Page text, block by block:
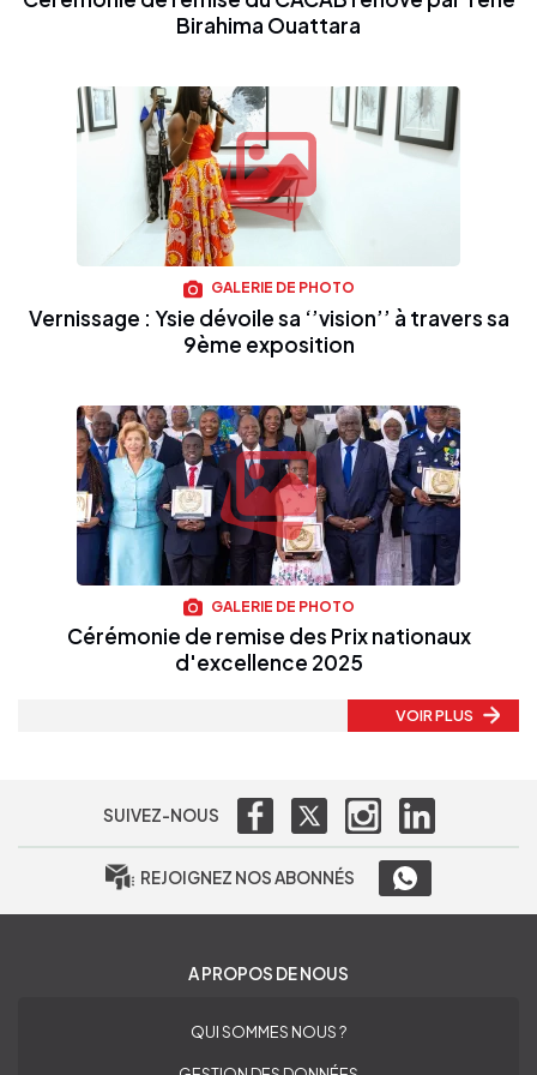
Birahima Ouattara
GALERIE DE PHOTO
Vernissage : Ysie dévoile sa ‘’vision’’ à travers sa
9ème exposition
GALERIE DE PHOTO
Cérémonie de remise des Prix nationaux
d'excellence 2025
VOIR PLUS
SUIVEZ-NOUS
REJOIGNEZ NOS ABONNÉS
A PROPOS DE NOUS
QUI SOMMES NOUS ?